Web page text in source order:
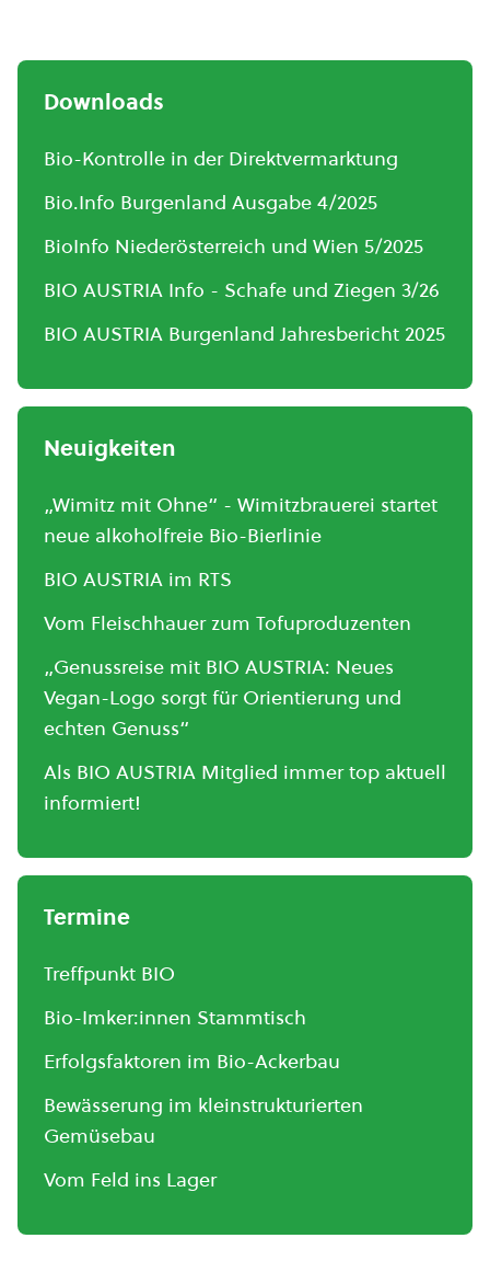
Downloads
Bio-Kontrolle in der Direktvermarktung
Bio.Info Burgenland Ausgabe 4/2025
BioInfo Niederösterreich und Wien 5/2025
BIO AUSTRIA Info - Schafe und Ziegen 3/26
BIO AUSTRIA Burgenland Jahresbericht 2025
Neuigkeiten
„Wimitz mit Ohne“ - Wimitzbrauerei startet
neue alkoholfreie Bio-Bierlinie
BIO AUSTRIA im RTS
Vom Fleischhauer zum Tofuproduzenten
„Genussreise mit BIO AUSTRIA: Neues
Vegan-Logo sorgt für Orientierung und
echten Genuss“
Als BIO AUSTRIA Mitglied immer top aktuell
informiert!
Termine
Treffpunkt BIO
Bio-Imker:innen Stammtisch
Erfolgsfaktoren im Bio-Ackerbau
Bewässerung im kleinstrukturierten
Gemüsebau
Vom Feld ins Lager